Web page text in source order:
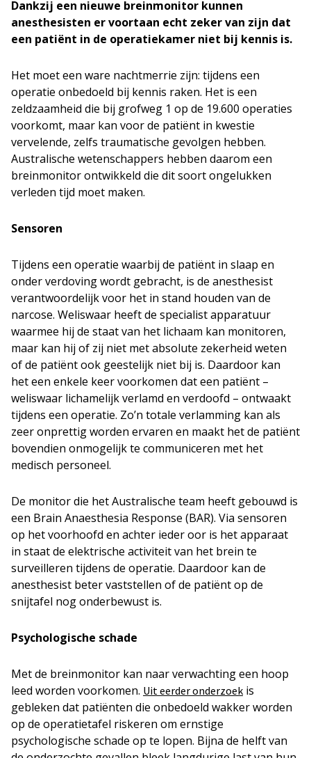
Dankzij een nieuwe breinmonitor kunnen
anesthesisten er voortaan echt zeker van zijn dat
een patiënt in de operatiekamer niet bij kennis is.
Het moet een ware nachtmerrie zijn: tijdens een
operatie onbedoeld bij kennis raken. Het is een
zeldzaamheid die bij grofweg 1 op de 19.600 operaties
voorkomt, maar kan voor de patiënt in kwestie
vervelende, zelfs traumatische gevolgen hebben.
Australische wetenschappers hebben daarom een
breinmonitor ontwikkeld die dit soort ongelukken
verleden tijd moet maken.
Sensoren
Tijdens een operatie waarbij de patiënt in slaap en
onder verdoving wordt gebracht, is de anesthesist
verantwoordelijk voor het in stand houden van de
narcose. Weliswaar heeft de specialist apparatuur
waarmee hij de staat van het lichaam kan monitoren,
maar kan hij of zij niet met absolute zekerheid weten
of de patiënt ook geestelijk niet bij is. Daardoor kan
het een enkele keer voorkomen dat een patiënt –
weliswaar lichamelijk verlamd en verdoofd – ontwaakt
tijdens een operatie. Zo’n totale verlamming kan als
zeer onprettig worden ervaren en maakt het de patiënt
bovendien onmogelijk te communiceren met het
medisch personeel.
De monitor die het Australische team heeft gebouwd is
een Brain Anaesthesia Response (BAR). Via sensoren
op het voorhoofd en achter ieder oor is het apparaat
in staat de elektrische activiteit van het brein te
surveilleren tijdens de operatie. Daardoor kan de
anesthesist beter vaststellen of de patiënt op de
snijtafel nog onderbewust is.
Psychologische schade
Met de breinmonitor kan naar verwachting een hoop
leed worden voorkomen. Uit eerder onderzoek is
gebleken dat patiënten die onbedoeld wakker worden
op de operatietafel riskeren om ernstige
psychologische schade op te lopen. Bijna de helft van